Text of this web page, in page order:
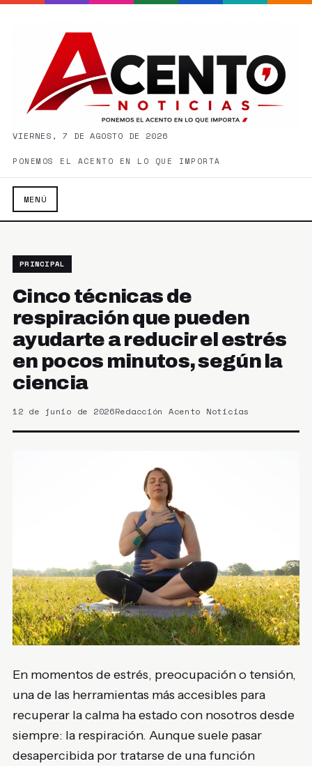
VIERNES, 7 DE AGOSTO DE 2026
PONEMOS EL ACENTO EN LO QUE IMPORTA
MENÚ
PRINCIPAL
Cinco técnicas de
respiración que pueden
ayudarte a reducir el estrés
en pocos minutos, según la
ciencia
12 de junio de 2026Redacción Acento Noticias
En momentos de estrés, preocupación o tensión,
una de las herramientas más accesibles para
recuperar la calma ha estado con nosotros desde
siempre: la respiración. Aunque suele pasar
desapercibida por tratarse de una función